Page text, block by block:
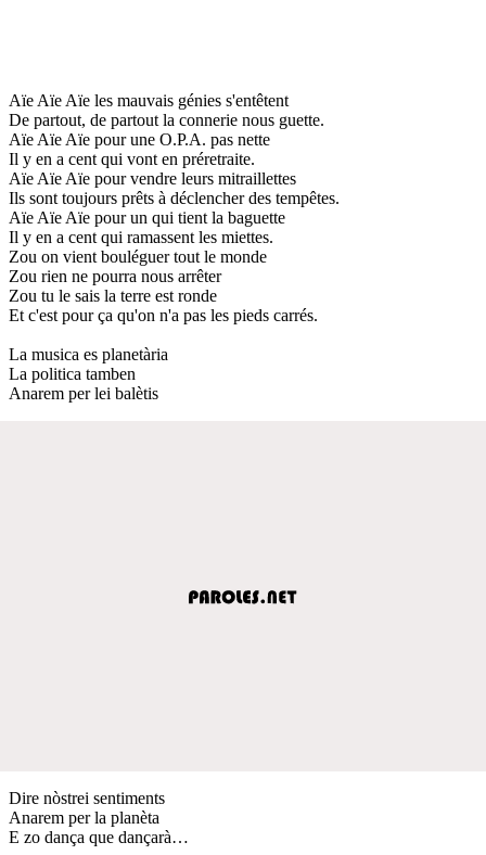
Aïe Aïe Aïe les mauvais génies s'entêtent
De partout, de partout la connerie nous guette.
Aïe Aïe Aïe pour une O.P.A. pas nette
Il y en a cent qui vont en préretraite.
Aïe Aïe Aïe pour vendre leurs mitraillettes
Ils sont toujours prêts à déclencher des tempêtes.
Aïe Aïe Aïe pour un qui tient la baguette
Il y en a cent qui ramassent les miettes.
Zou on vient bouléguer tout le monde
Zou rien ne pourra nous arrêter
Zou tu le sais la terre est ronde
Et c'est pour ça qu'on n'a pas les pieds carrés.
La musica es planetària
La politica tamben
Anarem per lei balètis
Dire nòstrei sentiments
Anarem per la planèta
E zo dança que dançarà…